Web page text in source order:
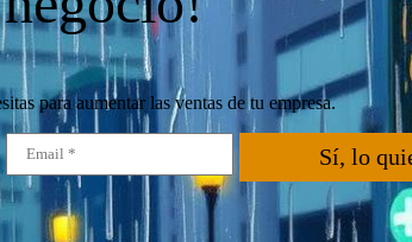
para aumentar las ventas de tu empresa.
Sí, lo